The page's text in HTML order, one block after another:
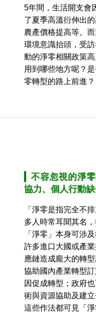
5年間，生活開支會
了夏季高溫衍伸出
農產價格提高等。
環境意識抬頭，受
動的淨零相關政策
用到哪些地方呢？
零轉型的路上前進？
不容忽視的淨
協力、個人行動
「淨零是指完全不
多人時常耳聞其名
「淨零」本身可涉
許多進口大國或產
應鏈造成龐大的轉
協助國內產業轉型
因促成轉型；政府
術與資源協助及建
這些作法都可見「